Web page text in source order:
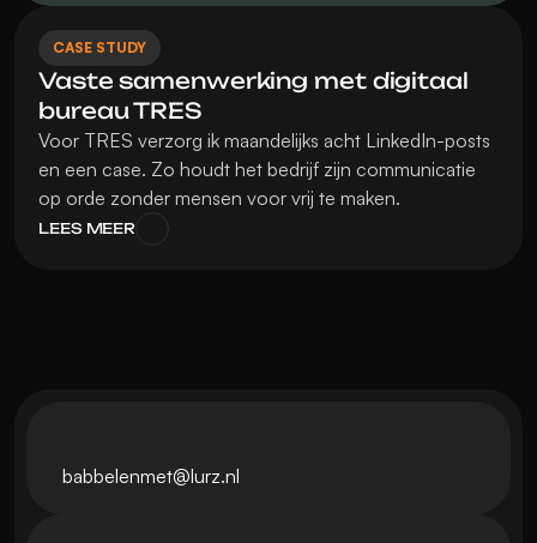
CASE STUDY
Vaste samenwerking met digitaal
bureau TRES
Voor TRES verzorg ik maandelijks acht LinkedIn-posts
en een case. Zo houdt het bedrijf zijn communicatie
op orde zonder mensen voor vrij te maken.
LEES MEER
babbelenmet@lurz.nl